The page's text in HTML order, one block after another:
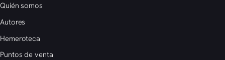
Quién somos
Autores
Hemeroteca
Puntos de venta